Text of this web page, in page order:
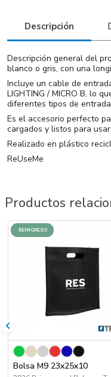
Descripción
Descripción general del
blanco o gris, con una
Incluye un cable de
LIGHTING / MICRO B, lo
diferentes tipos de
Es el accesorio perfecto
cargados y listos para usar.
Realizado en plástico
ReUseMe
Productos
REINGRESO
Bolsa M9 23x25x10